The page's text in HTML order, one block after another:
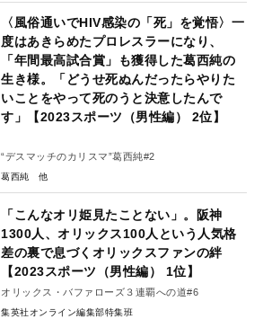
〈風俗通いでHIV感染の「死」を覚悟〉一
度はあきらめたプロレスラーになり、
「年間最高試合賞」も獲得した葛西純の
生き様。「どうせ死ぬんだったらやりた
いことをやって死のうと決意したんで
す」【2023スポーツ（男性編） 2位】
“デスマッチのカリスマ”葛西純#2
葛西純
「こんなオリ姫見たことない」。阪神
1300人、オリックス100人という人気格
差の裏で息づくオリックスファンの絆
【2023スポーツ（男性編） 1位】
オリックス・バファローズ３連覇への道#6
集英社オンライン編集部特集班